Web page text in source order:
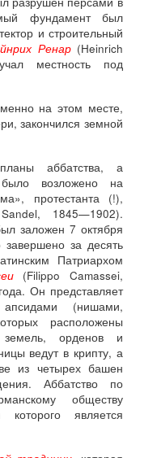
фундамент был
и строительный
Ренар (Heinrich
местность под
на этом месте,
закончился земной
аббатства, а
было возложено на
протестанта (!),
1845—1902).
заложен 7 октября
завершено за десять
Патриархом
(Filippo Camassei,
Он представляет
(нишами,
расположены
орденов и
ведут в крипту, а
из четырех башен
Аббатство по
обществу
является